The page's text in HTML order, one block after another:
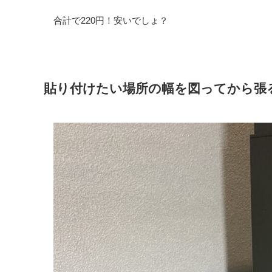
合計で220円！安いでしょ？
貼り付けたい場所の幅を図ってから張